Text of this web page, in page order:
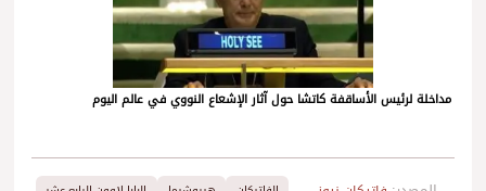
مداخلة لرئيس الأساقفة كاتشا حول آثار الإشعاع النووي في عالم اليوم